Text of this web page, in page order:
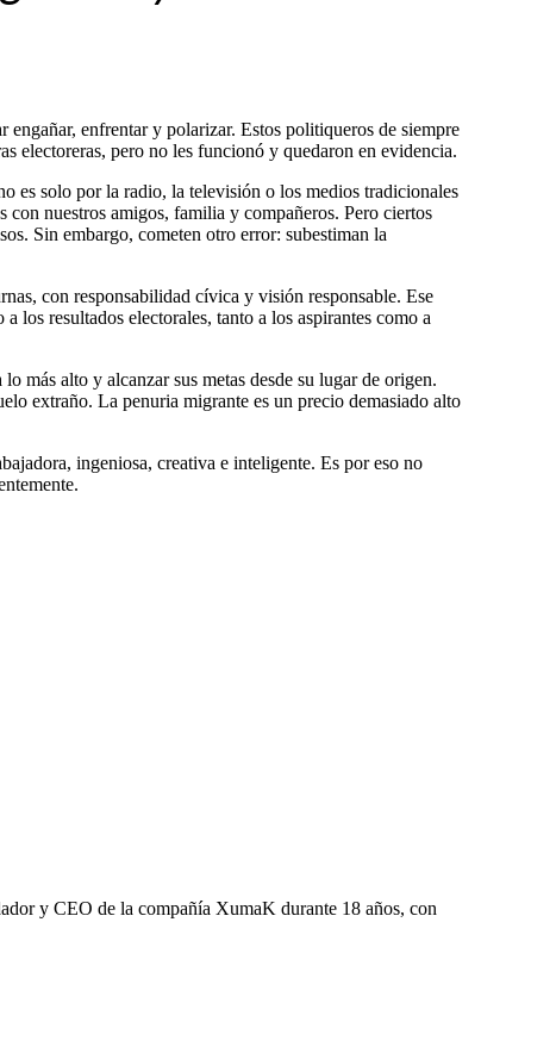
enfrentar y polarizar. Estos politiqueros de siempre
electoreras, pero no les funcionó y quedaron en evidencia.
es solo por la radio, la televisión o los medios tradicionales
nuestros amigos, familia y compañeros. Pero ciertos
Sin embargo, cometen otro error: subestiman la
con responsabilidad cívica y visión responsable. Ese
los resultados electorales, tanto a los aspirantes como a
más alto y alcanzar sus metas desde su lugar de origen.
extraño. La penuria migrante es un precio demasiado alto
ingeniosa, creativa e inteligente. Es por eso no
y CEO de la compañía XumaK durante 18 años, con